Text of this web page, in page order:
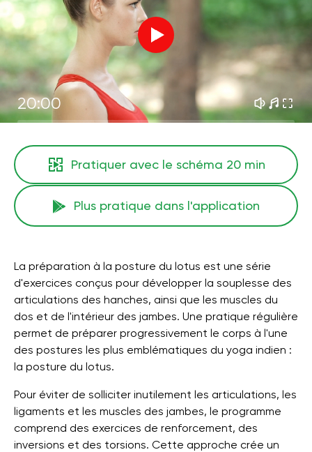
20:00
Pratiquer avec le schéma 20 min
Plus pratique dans l'application
La préparation à la posture du lotus est une série
d'exercices conçus pour développer la souplesse des
articulations des hanches, ainsi que les muscles du
dos et de l'intérieur des jambes. Une pratique régulière
permet de préparer progressivement le corps à l'une
des postures les plus emblématiques du yoga indien :
la posture du lotus.
Pour éviter de solliciter inutilement les articulations, les
ligaments et les muscles des jambes, le programme
comprend des exercices de renforcement, des
inversions et des torsions. Cette approche crée un